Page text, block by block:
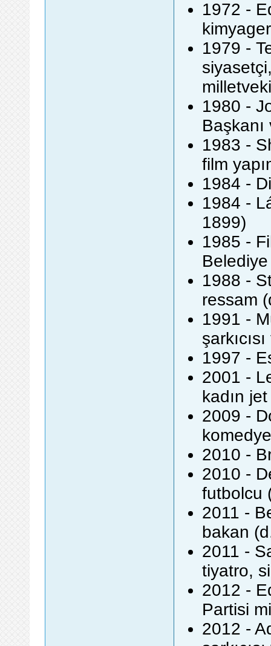
1972 -
1979 -
1980 -
1983 -
film
1984 -
1984 -
1899)
1985 -
1988 -
ressam
1991 -
1997 -
2001 -
kadın
2009 -
2010 -
2010 -
futbolcu
2011 -
bakan
2011 -
tiyatro,
2012 -
Partisi
2012 -